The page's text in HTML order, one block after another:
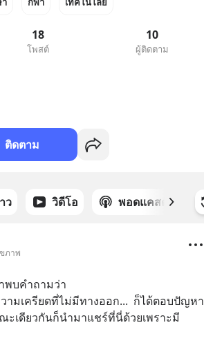
18
โพสต์
10
ผู้ติดตาม
ติดตาม
ว วิดีโอ พอดแคสต์
ภาพ
พบคำถามว่า
ามเครียดที่ไม่มีทางออก...  ก็ได้ตอบปัญหา
เดียวกันก็นำมาแชร์ที่นี่ด้วยเพราะมี